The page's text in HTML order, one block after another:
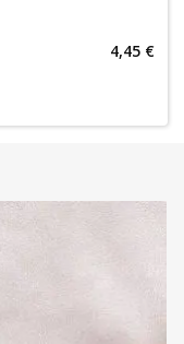
4,45 €